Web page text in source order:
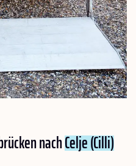
nachCelje (Cilli)